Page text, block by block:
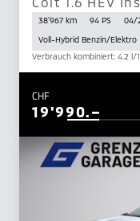
38'967 km 94 PS 04/
Voll-Hybrid Benzin/Elektro
Verbrauch kombiniert: 4.2 l/
CHF
19'990.–